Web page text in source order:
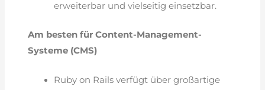
erweiterbar und vielseitig einsetzbar.
Am besten für Content-Management-
Systeme (CMS)
Ruby on Rails verfügt über großartige